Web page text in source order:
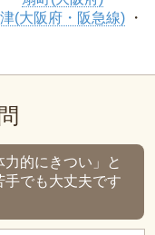
(大阪府・阪急線)
的にきつい」と
手でも大丈夫です